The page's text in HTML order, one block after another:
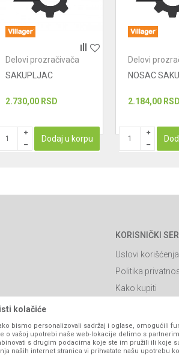
Delovi prozračivača
SAKUPLJAC
2.730,00 RSD
Dodaj u korpu
Delovi
NOSAC
2.184,00 RSD
KORISNIČKI
Uslovi
Politika
Kako kupiti
Click & Collect
Načini plaćanja
Plaćanje
kolačiće
bismo personalizovali sadržaj i oglase, omogućili
o vašoj upotrebi naše web-lokacije delimo s
s drugim podacima koje ste im pružili ili koje
naših internet stranica vi prihvatate našu upotrebu